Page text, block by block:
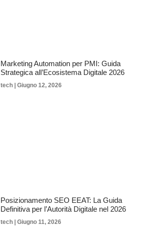
Marketing Automation per PMI: Guida
Strategica all’Ecosistema Digitale 2026
tech Giugno 12, 2026
Posizionamento SEO EEAT: La Guida
Definitiva per l’Autorità Digitale nel 2026
tech Giugno 11, 2026